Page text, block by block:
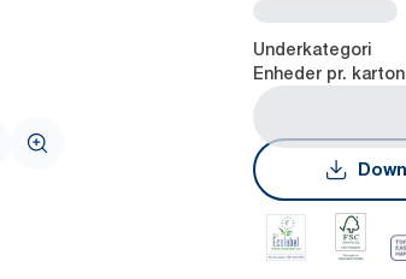
Underkategori
Enheder pr. karton